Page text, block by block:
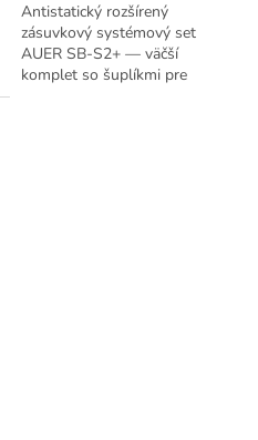
Antistatický rozšírený
zásuvkový systémový set
AUER SB-S2+ — väčší
komplet so šuplíkmi pre